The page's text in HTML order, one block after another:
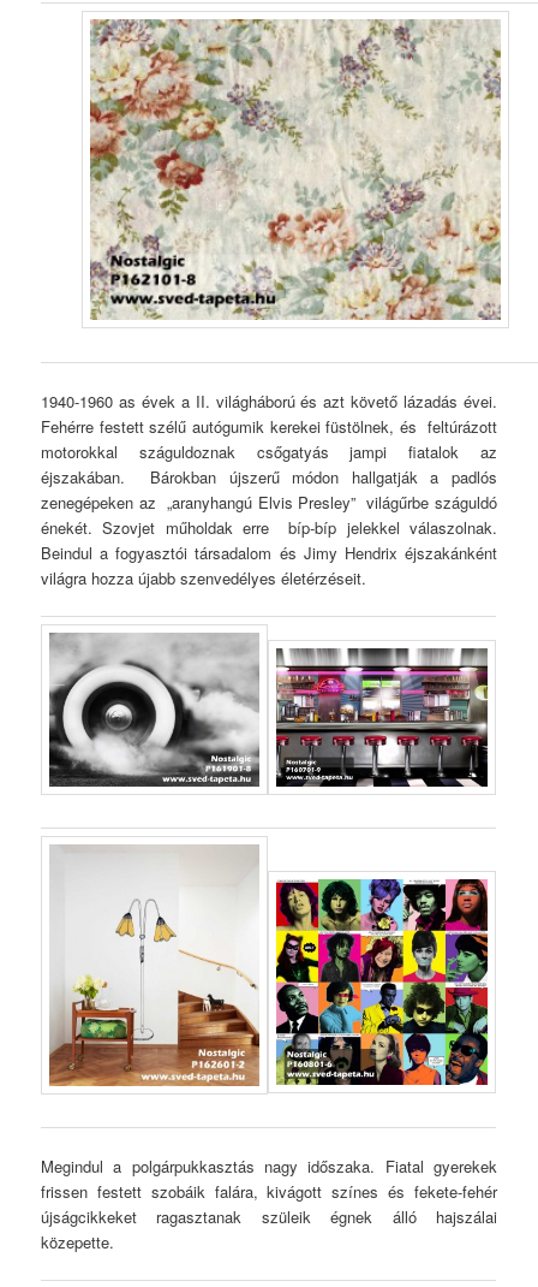
1940-1960 as évek a II. világháború és azt követő lázadás évei.
Fehérre festett szélű autógumik kerekei füstölnek, és feltúrázott
motorokkal száguldoznak csőgatyás jampi fiatalok az
éjszakában. Bárokban újszerű módon hallgatják a padlós
zenegépeken az „aranyhangú Elvis Presley” világűrbe száguldó
énekét. Szovjet műholdak erre bíp-bíp jelekkel válaszolnak.
Beindul a fogyasztói társadalom és Jimy Hendrix éjszakánként
világra hozza újabb szenvedélyes életérzéseit.
Megindul a polgárpukkasztás nagy időszaka. Fiatal gyerekek
frissen festett szobáik falára, kivágott színes és fekete-fehér
újságcikkeket ragasztanak szüleik égnek álló hajszálai
közepette.